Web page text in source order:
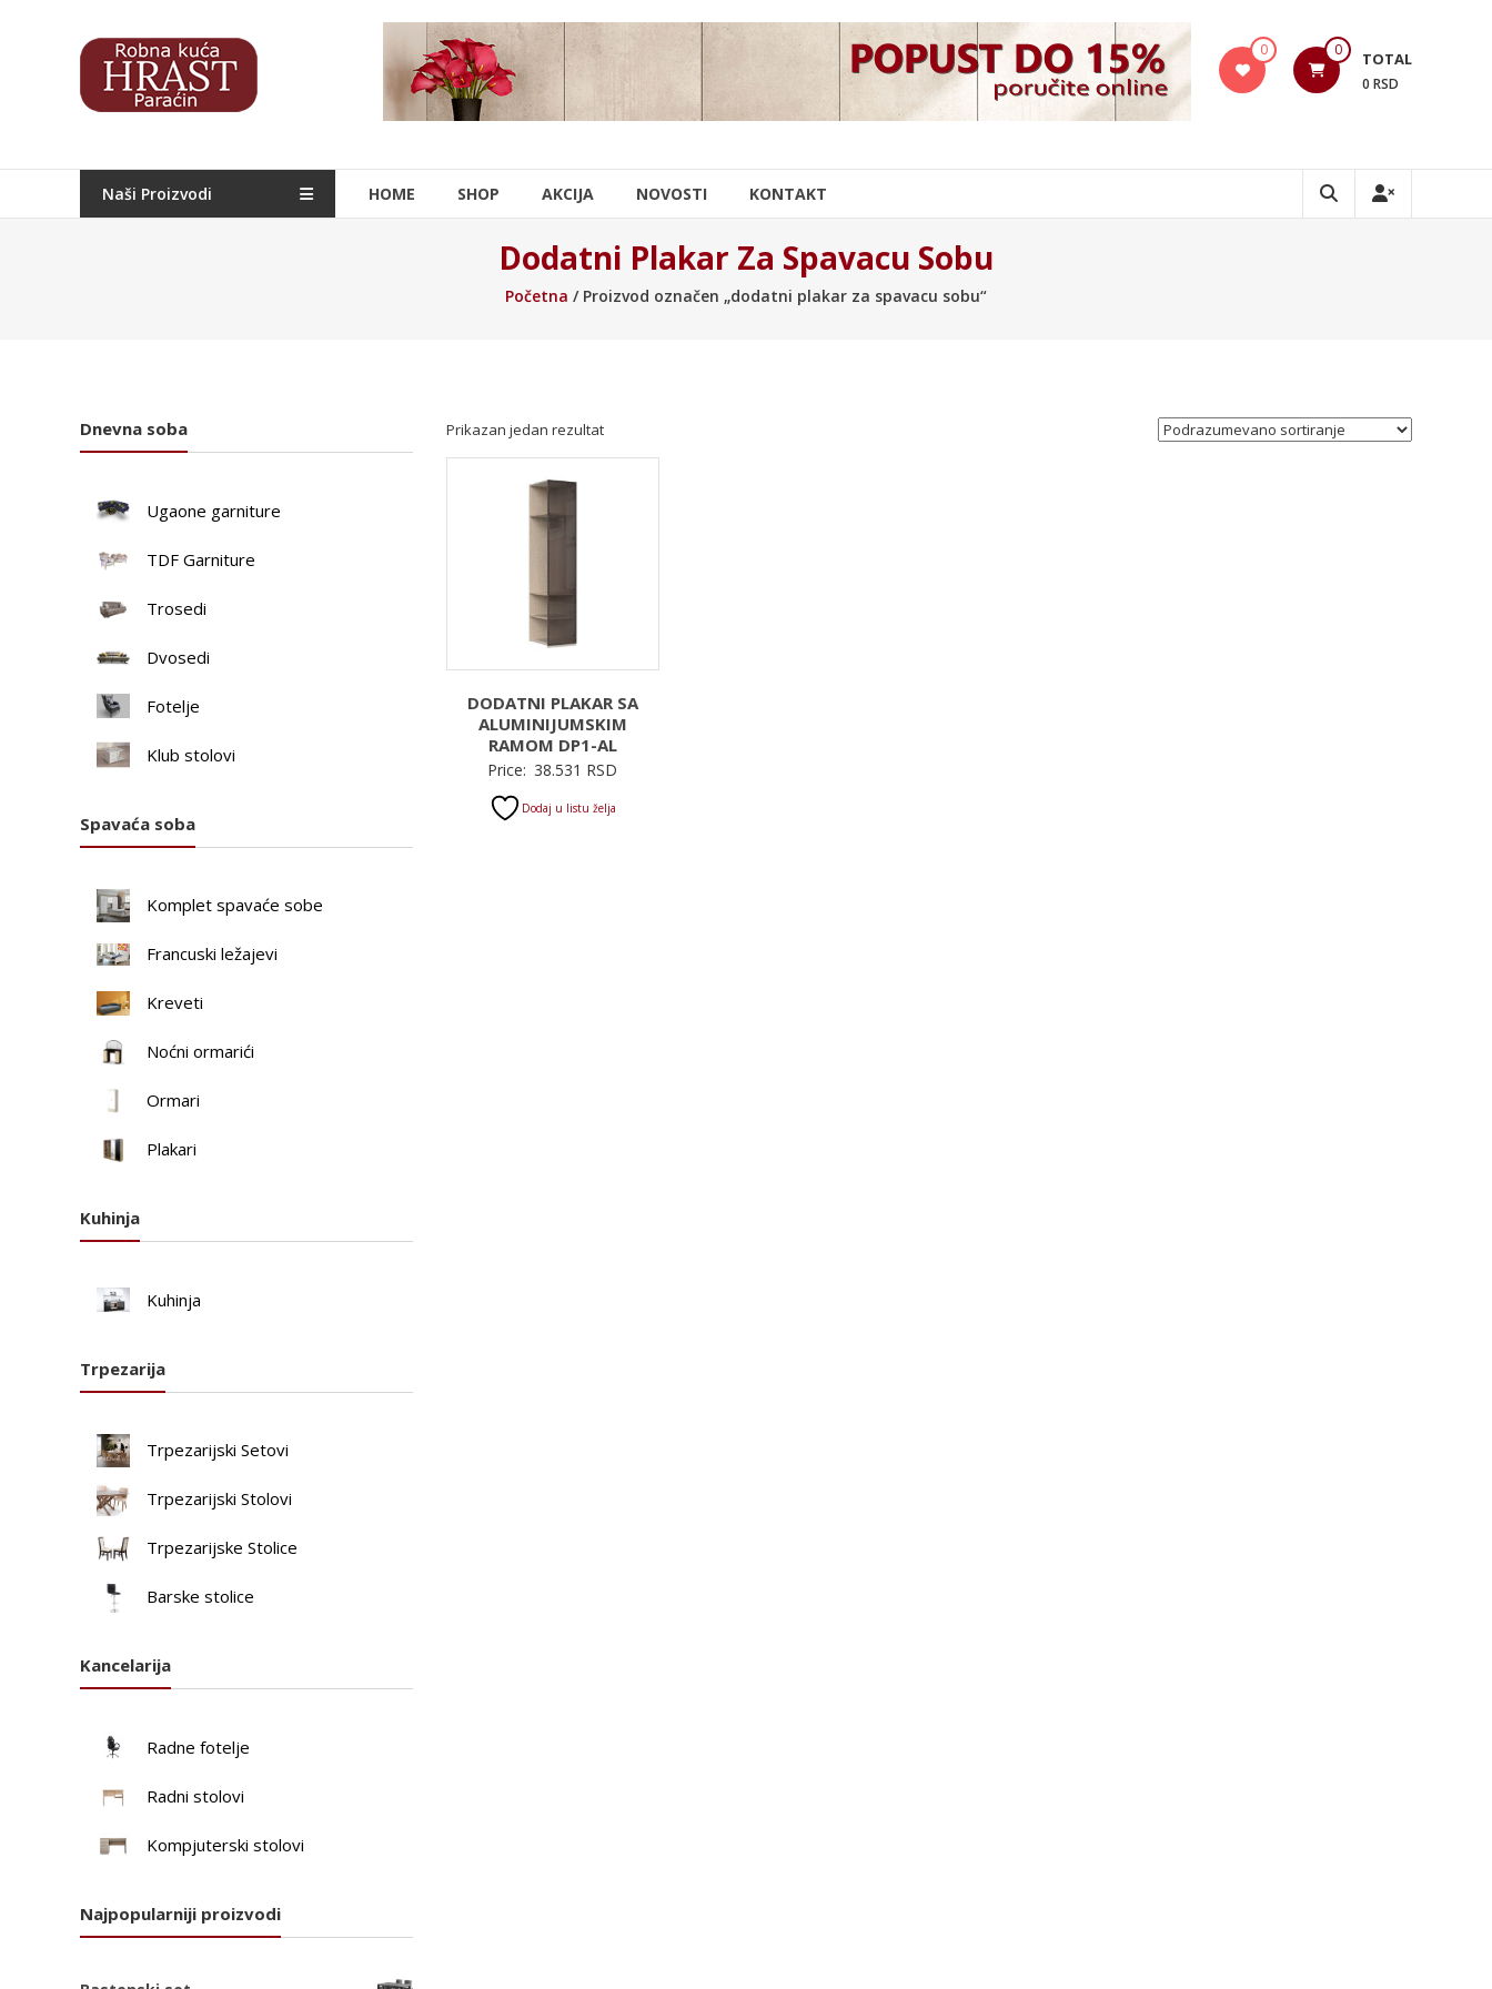
Hrast
Nameštaj
0 0 TOTAL
0 RSD
Naši Proizvodi HOME SHOP AKCIJA NOVOSTI KONTAKT
Dodatni Plakar Za Spavacu Sobu
Početna / Proizvod označen „dodatni plakar za spavacu sobu“
Prikazan jedan rezultat
DODATNI PLAKAR SA
ALUMINIJUMSKIM
RAMOM DP1-AL
Price: 38.531 RSD
Dodaj u listu želja
Dnevna soba
Ugaone garniture
TDF Garniture
Trosedi
Dvosedi
Fotelje
Klub stolovi
Spavaća soba
Komplet spavaće sobe
Francuski ležajevi
Kreveti
Noćni ormarići
Ormari
Plakari
Kuhinja
Kuhinja
Trpezarija
Trpezarijski Setovi
Trpezarijski Stolovi
Trpezarijske Stolice
Barske stolice
Kancelarija
Radne fotelje
Radni stolovi
Kompjuterski stolovi
Najpopularniji proizvodi